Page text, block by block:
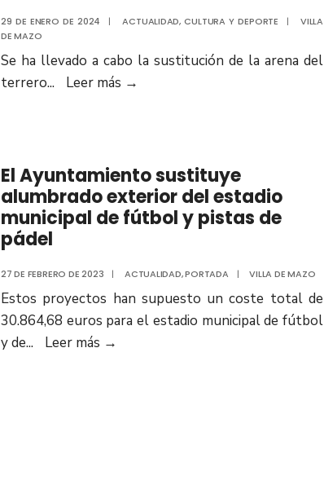
29 DE ENERO DE 2024 | ACTUALIDAD,CULTURA Y DEPORTE |
VILLA
DE MAZO
Se ha llevado a cabo la sustitución de la arena del
terrero... Leer más →
El Ayuntamiento sustituye
alumbrado exterior del estadio
municipal de fútbol y pistas de
pádel
27 DE FEBRERO DE 2023 | ACTUALIDAD,PORTADA | VILLA DE MAZO
Estos proyectos han supuesto un coste total de
30.864,68 euros para el estadio municipal de fútbol
y de... Leer más →